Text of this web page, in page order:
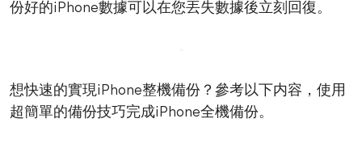
份好的iPhone數據可以在您丟失數據後立刻回復。
想快速的實現iPhone整機備份？參考以下内容，使用
超簡單的備份技巧完成iPhone全機備份。